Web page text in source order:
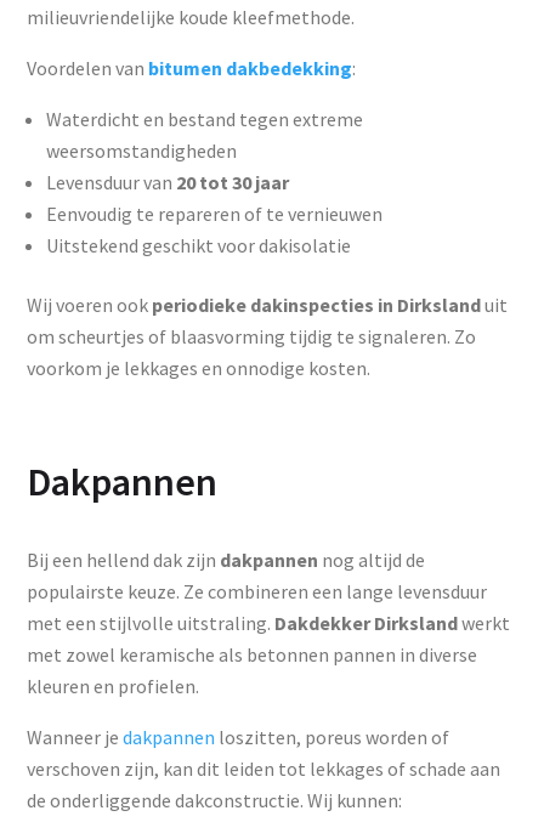
milieuvriendelijke koude kleefmethode.
Voordelen van bitumen dakbedekking:
Waterdicht en bestand tegen extreme
weersomstandigheden
Levensduur van 20 tot 30 jaar
Eenvoudig te repareren of te vernieuwen
Uitstekend geschikt voor dakisolatie
Wij voeren ook periodieke dakinspecties in Dirkslanduit
om scheurtjes of blaasvorming tijdig te signaleren. Zo
voorkom je lekkages en onnodige kosten.
Dakpannen
Bij een hellend dak zijn dakpannen nog altijd de
populairste keuze. Ze combineren een lange levensduur
met een stijlvolle uitstraling. Dakdekker Dirkslandwerkt
met zowel keramische als betonnen pannen in diverse
kleuren en profielen.
Wanneer jedakpannen loszitten, poreus worden of
verschoven zijn, kan dit leiden tot lekkages of schade aan
de onderliggende dakconstructie. Wij kunnen: